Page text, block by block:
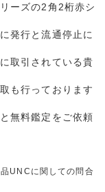
ーズの2角2桁赤シ
発行と流通停止に
取引されている貴
も行っております
無料鑑定をご依頼
UNCに関しての問合